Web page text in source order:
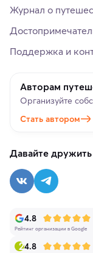
Журнал о
Поддержка и
Авторам
Организуйте
Стать автором
Давайте дружить
4.8
Рейтинг организации в Google
4.8